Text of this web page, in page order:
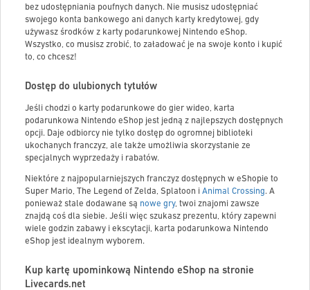
bez udostępniania poufnych danych. Nie musisz udostępniać
swojego konta bankowego ani danych karty kredytowej, gdy
używasz środków z karty podarunkowej Nintendo eShop.
Wszystko, co musisz zrobić, to załadować je na swoje konto i kupić
to, co chcesz!
Dostęp do ulubionych tytułów
Jeśli chodzi o karty podarunkowe do gier wideo, karta
podarunkowa Nintendo eShop jest jedną z najlepszych dostępnych
opcji. Daje odbiorcy nie tylko dostęp do ogromnej biblioteki
ukochanych franczyz, ale także umożliwia skorzystanie ze
specjalnych wyprzedaży i rabatów.
Niektóre z najpopularniejszych franczyz dostępnych w eShopie to
Super Mario, The Legend of Zelda, Splatoon i Animal Crossing. A
ponieważ stale dodawane są nowe gry, twoi znajomi zawsze
znajdą coś dla siebie. Jeśli więc szukasz prezentu, który zapewni
wiele godzin zabawy i ekscytacji, karta podarunkowa Nintendo
eShop jest idealnym wyborem.
Kup kartę upominkową Nintendo eShop na stronie
Livecards.net